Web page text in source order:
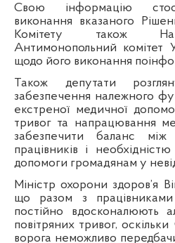
Свою інформацію
виконання вказаного
Комітету також
Антимонопольний комітет
щодо його виконання
Також депутати
забезпечення належного
екстреної медичної
тривог та напрацювання
забезпечити баланс
працівників і
допомоги громадянам у
Міністр охорони здоров’я
що разом з
постійно вдосконалюють
повітряних тривог,
ворога неможливо